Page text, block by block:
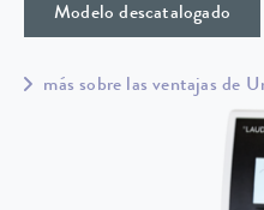
Modelo descatalogado
más sobre las ventajas de